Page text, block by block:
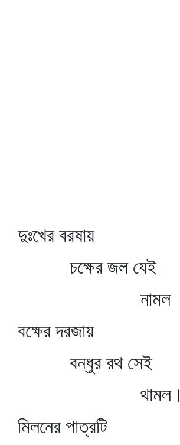
দুঃখের বরষায়
চক্ষের জল যেই
নামল
বক্ষের দরজায়
বন্ধুর রথ সেই
থামল।
মিলনের পাত্রটি